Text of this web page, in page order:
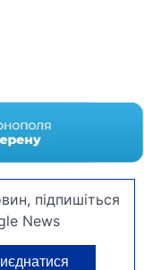
підпишіться
News